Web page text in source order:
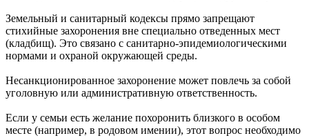
Земельный и санитарный кодексы прямо запрещают
стихийные захоронения вне специально отведенных мест
(кладбищ). Это связано с санитарно-эпидемиологическими
нормами и охраной окружающей среды.
Несанкционированное захоронение может повлечь за собой
уголовную или административную ответственность.
Если у семьи есть желание похоронить близкого в особом
месте (например, в родовом имении), этот вопрос необходимо